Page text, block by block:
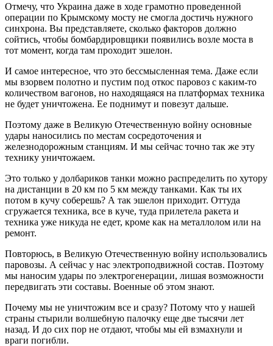
Отмечу, что Украина даже в ходе грамотно проведенной
операции по Крымскому мосту не смогла достичь нужного
синхрона. Вы представляете, сколько факторов должно
сойтись, чтобы бомбардировщики появились возле моста в
тот момент, когда там проходит эшелон.
И самое интересное, что это бессмысленная тема. Даже если
мы взорвем полотно и пустим под откос паровоз с каким-то
количеством вагонов, но находящаяся на платформах техника
не будет уничтожена. Ее поднимут и повезут дальше.
Поэтому даже в Великую Отечественную войну основные
удары наносились по местам сосредоточения и
железнодорожным станциям. И мы сейчас точно так же эту
технику уничтожаем.
Это только у долбариков танки можно распределить по хутору
на дистанции в 20 км по 5 км между танками. Как ты их
потом в кучу соберешь? А так эшелон приходит. Оттуда
сгружается техника, все в куче, туда прилетела ракета и
техника уже никуда не едет, кроме как на металлолом или на
ремонт.
Повторюсь, в Великую Отечественную войну использовались
паровозы. А сейчас у нас электроподвижной состав. Поэтому
мы наносим удары по электрогенерации, лишая возможности
передвигать эти составы. Военные об этом знают.
Почему мы не уничтожим все и сразу? Потому что у нашей
страны стырили волшебную палочку еще две тысячи лет
назад. И до сих пор не отдают, чтобы мы ей взмахнули и
враги погибли.